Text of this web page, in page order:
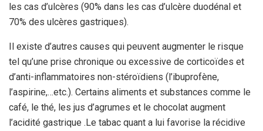
les cas d’ulcères (90% dans les cas d’ulcère duodénal et
70% des ulcères gastriques).
Il existe d’autres causes qui peuvent augmenter le risque
tel qu’une prise chronique ou excessive de corticoïdes et
d’anti-inflammatoires non-stéroïdiens (l’ibuprofène,
l’aspirine,…etc.). Certains aliments et substances comme le
café, le thé, les jus d’agrumes et le chocolat augment
l’acidité gastrique .Le tabac quant a lui favorise la récidive